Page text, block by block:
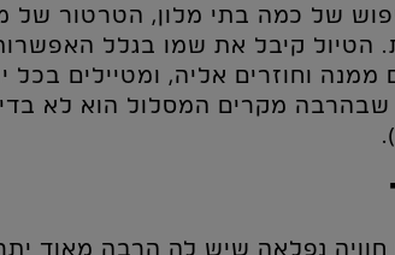
של כמה בתי מלון, הטרטור של
הטיול קיבל את שמו בגלל
ממנה וחוזרים אליה, ומטיילים
שבהרבה מקרים המסלול הוא לא
חוויה נפלאה שיש לה הרבה מאוד